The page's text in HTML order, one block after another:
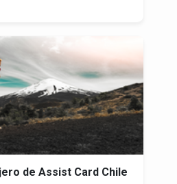
de Assist Card Chile